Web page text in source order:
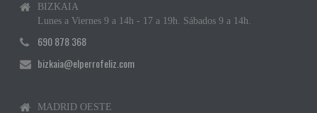
BIZKAIA
Lunes a Viernes 9 a 14h - 17 a 19h. Sábados 9 a 14h.
690 878 368
bizkaia@elperrofeliz.com
MADRID OESTE